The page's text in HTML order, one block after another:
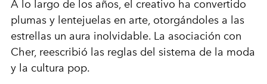
A lo largo de los años, el creativo ha convertido
plumas y lentejuelas en arte, otorgándoles a las
estrellas un aura inolvidable. La asociación con
Cher, reescribió las reglas del sistema de la moda
y la cultura pop.